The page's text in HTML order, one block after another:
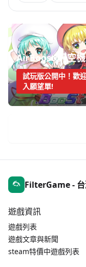
AirBoost:天空
試玩版公開中！歡
入願望單!
FilterGame - 台
遊戲資訊
遊戲列表
遊戲文章與新聞
steam特價中遊戲列表